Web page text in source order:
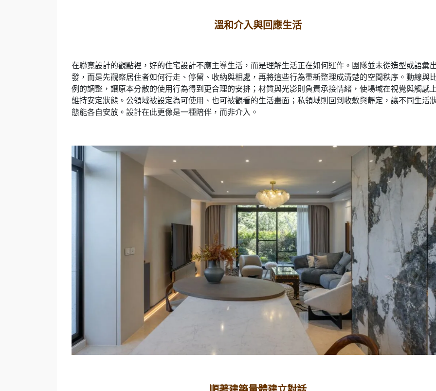
溫和介入與回應生活
在聯寬設計的觀點裡，好的住宅設計不應主導生活，而是理解生活正在如何運作。團隊並未從造型或語彙
發，而是先觀察居住者如何行走、停留、收納與相處，再將這些行為重新整理成清楚的空間秩序。動線與
例的調整，讓原本分散的使用行為得到更合理的安排；材質與光影則負責承接情緒，使場域在視覺與觸感上
維持安定狀態。公領域被設定為可使用、也可被觀看的生活畫面；私領域則回到收斂與靜定，讓不同生活
態能各自安放。設計在此更像是一種陪伴，而非介入。